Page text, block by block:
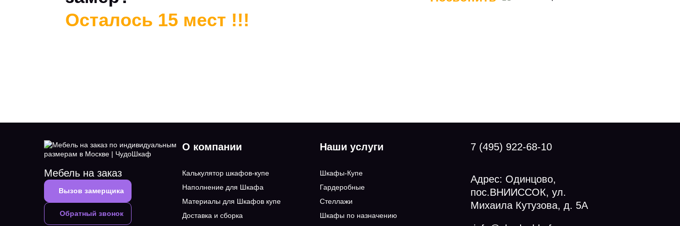
Осталось 15 мест !!!
Мебель на заказ
Вызов замерщика
Обратный звонок
О компании
Калькулятор шкафов-купе
Наполнение для Шкафа
Материалы для Шкафов купе
Доставка и сборка
Наши услуги
Шкафы-Купе
Гардеробные
Стеллажи
Шкафы по назначению
7 (495) 922-68-10
Адрес: Одинцово,
пос.ВНИИССОК, ул.
Михаила Кутузова, д. 5А